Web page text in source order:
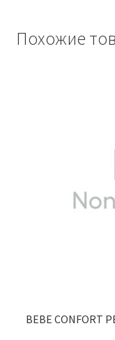
Похожие
BEBE CONFORT